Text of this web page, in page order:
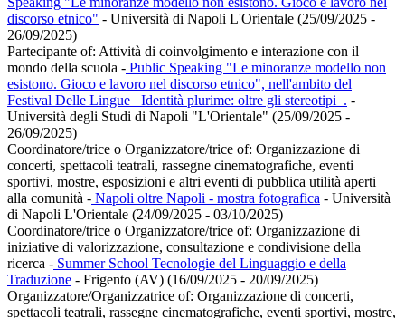
discorso etnico" - Università di Napoli L'Orientale (25/09/2025 -
26/09/2025)
Partecipante of: Attività di coinvolgimento e interazione con il
mondo della scuola - Public Speaking "Le minoranze modello non
esistono. Gioco e lavoro nel discorso etnico", nell'ambito del
Festival Delle Lingue _Identità plurime: oltre gli stereotipi_. -
Università degli Studi di Napoli "L'Orientale" (25/09/2025 -
26/09/2025)
Coordinatore/trice o Organizzatore/trice of: Organizzazione di
concerti, spettacoli teatrali, rassegne cinematografiche, eventi
sportivi, mostre, esposizioni e altri eventi di pubblica utilità aperti
alla comunità - Napoli oltre Napoli - mostra fotografica - Università
di Napoli L'Orientale (24/09/2025 - 03/10/2025)
Coordinatore/trice o Organizzatore/trice of: Organizzazione di
iniziative di valorizzazione, consultazione e condivisione della
ricerca - Summer School Tecnologie del Linguaggio e della
Traduzione - Frigento (AV) (16/09/2025 - 20/09/2025)
Organizzatore/Organizzatrice of: Organizzazione di concerti,
spettacoli teatrali, rassegne cinematografiche, eventi sportivi, mostre,